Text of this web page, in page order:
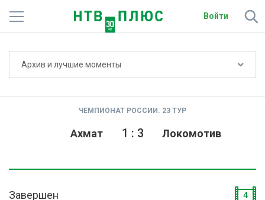
Войти
Архив и лучшие моменты
ЧЕМПИОНАТ РОССИИ. 23 ТУР
Ахмат Локомотив
1 : 3
Завершен 4